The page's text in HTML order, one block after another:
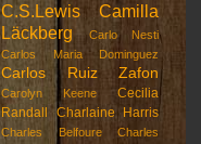
C.S.Lewis
Camilla
Läckberg
Carlo Nesti
Carlos Maria Dominguez
Carlos Ruiz Zafon
Carolyn Keene
Cecilia
Randall
Charlaine Harris
Charles Belfoure
Charles